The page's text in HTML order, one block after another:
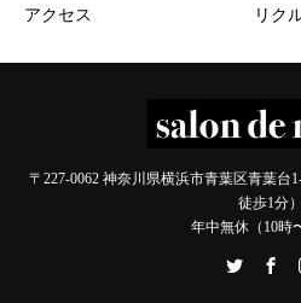
アクセス
リク
〒227-0062 神奈川県横浜市青葉区青葉台
徒歩1分）
年中無休（10時